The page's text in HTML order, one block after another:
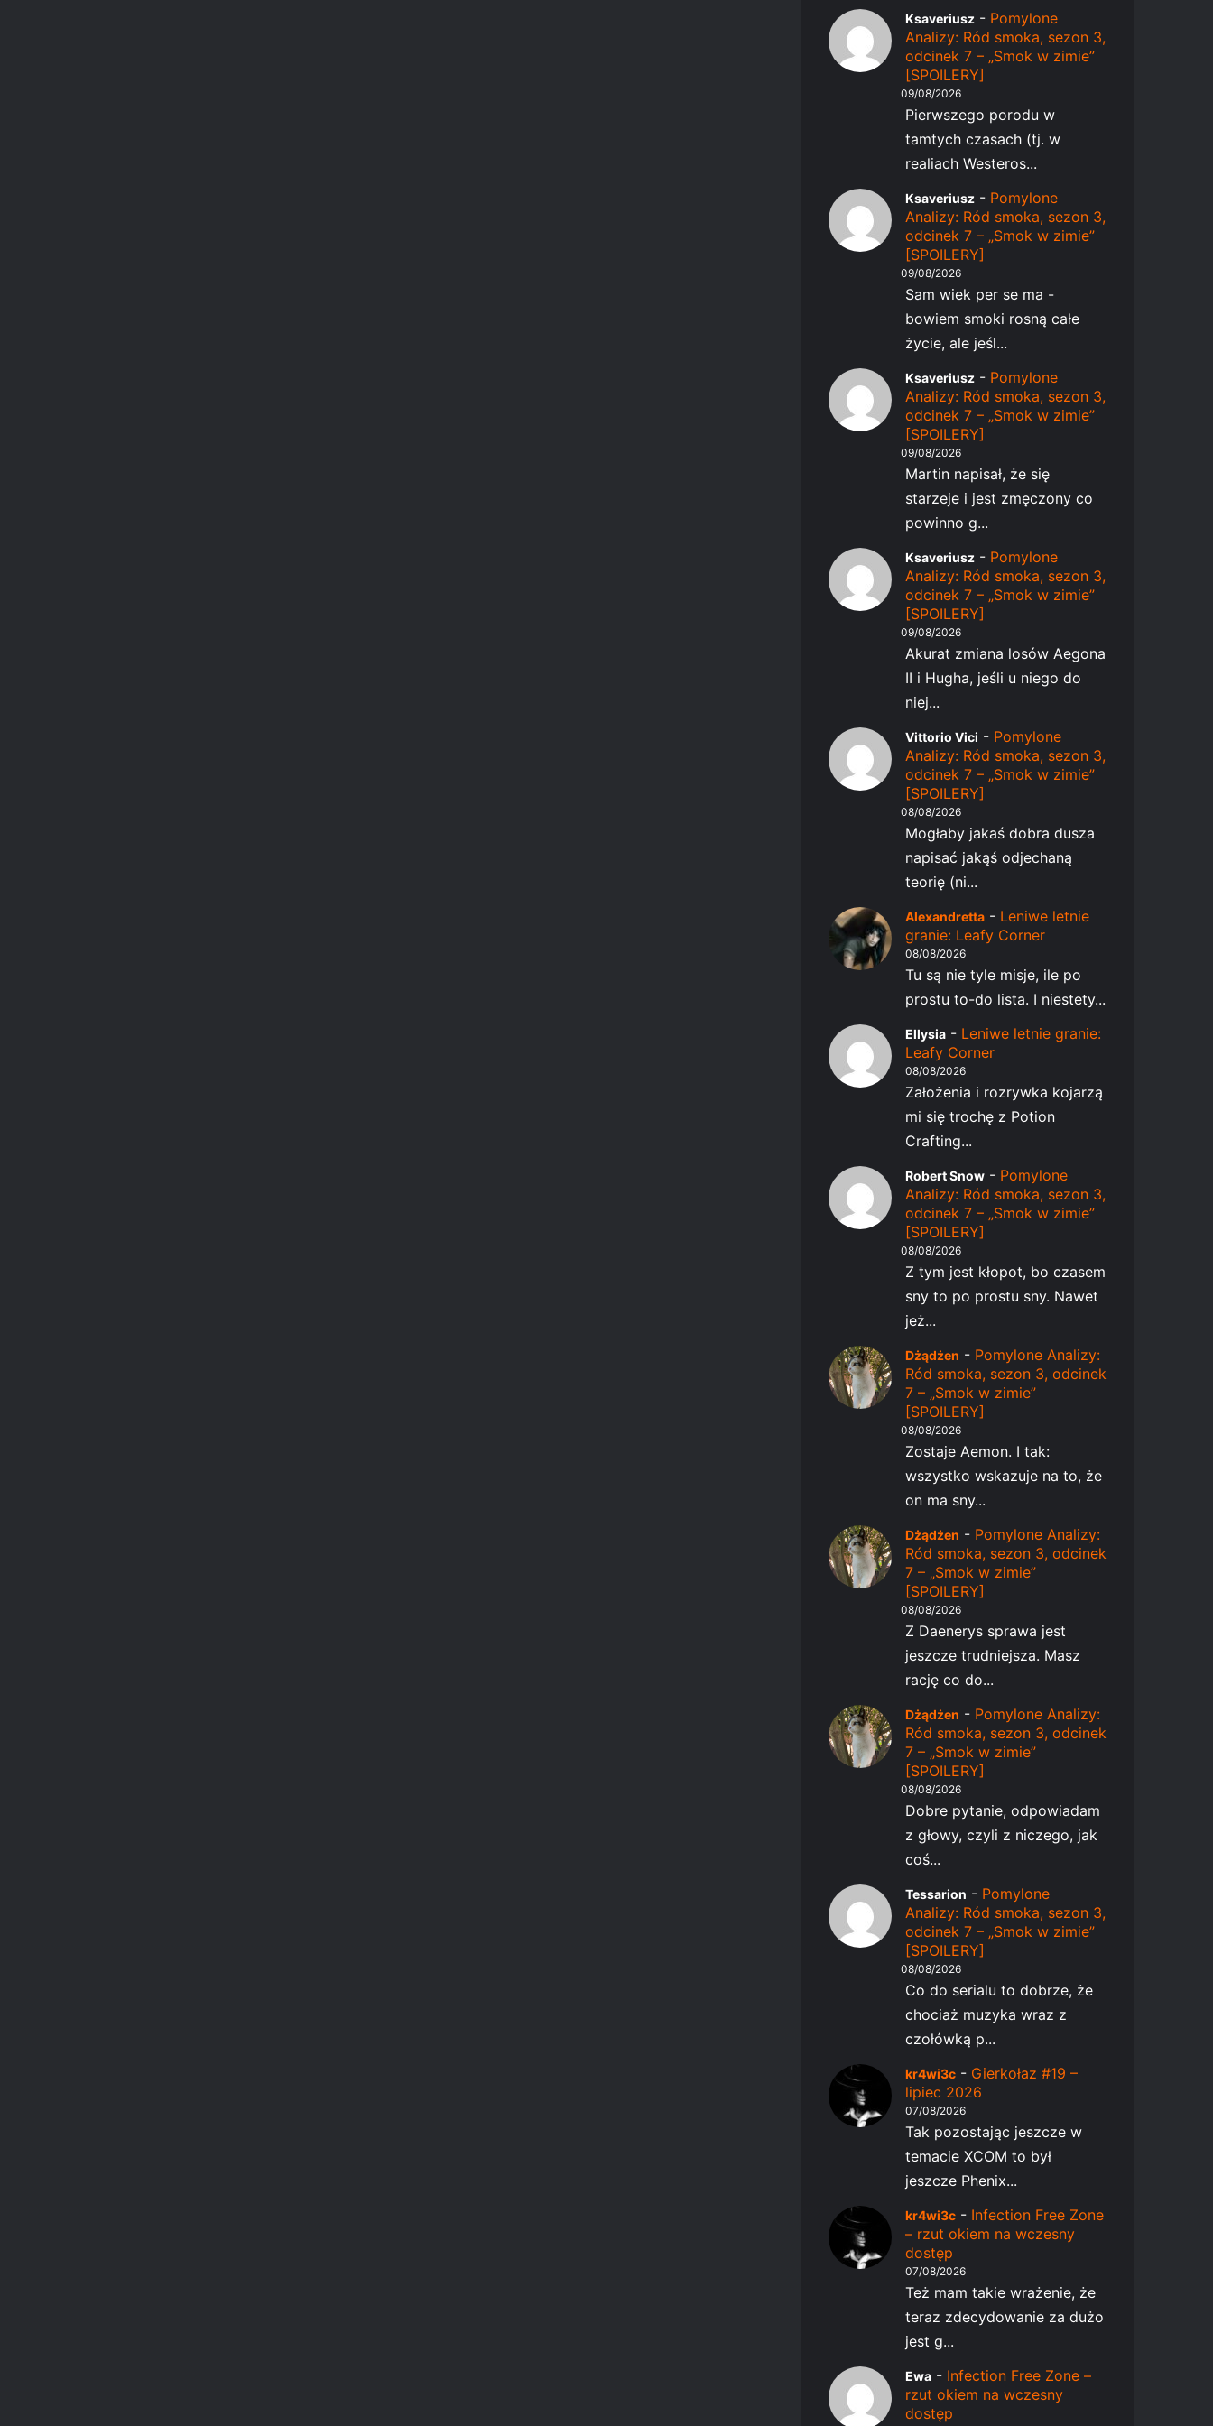
Ksaveriusz - Pomylone
Analizy: Ród smoka, sezon 3,
odcinek 7 – „Smok w zimie”
[SPOILERY]
09/08/2026
Pierwszego porodu w
tamtych czasach (tj. w
realiach Westeros...
Ksaveriusz - Pomylone
Analizy: Ród smoka, sezon 3,
odcinek 7 – „Smok w zimie”
[SPOILERY]
09/08/2026
Sam wiek per se ma -
bowiem smoki rosną całe
życie, ale jeśl...
Ksaveriusz - Pomylone
Analizy: Ród smoka, sezon 3,
odcinek 7 – „Smok w zimie”
[SPOILERY]
09/08/2026
Martin napisał, że się
starzeje i jest zmęczony co
powinno g...
Ksaveriusz - Pomylone
Analizy: Ród smoka, sezon 3,
odcinek 7 – „Smok w zimie”
[SPOILERY]
09/08/2026
Akurat zmiana losów Aegona
II i Hugha, jeśli u niego do
niej...
Vittorio Vici - Pomylone
Analizy: Ród smoka, sezon 3,
odcinek 7 – „Smok w zimie”
[SPOILERY]
08/08/2026
Mogłaby jakaś dobra dusza
napisać jakąś odjechaną
teorię (ni...
Alexandretta - Leniwe letnie
granie: Leafy Corner
08/08/2026
Tu są nie tyle misje, ile po
prostu to-do lista. I niestety...
Ellysia - Leniwe letnie granie:
Leafy Corner
08/08/2026
Założenia i rozrywka kojarzą
mi się trochę z Potion
Crafting...
Robert Snow - Pomylone
Analizy: Ród smoka, sezon 3,
odcinek 7 – „Smok w zimie”
[SPOILERY]
08/08/2026
Z tym jest kłopot, bo czasem
sny to po prostu sny. Nawet
jeż...
Dżądżen - Pomylone Analizy:
Ród smoka, sezon 3, odcinek
7 – „Smok w zimie”
[SPOILERY]
08/08/2026
Zostaje Aemon. I tak:
wszystko wskazuje na to, że
on ma sny...
Dżądżen - Pomylone Analizy:
Ród smoka, sezon 3, odcinek
7 – „Smok w zimie”
[SPOILERY]
08/08/2026
Z Daenerys sprawa jest
jeszcze trudniejsza. Masz
rację co do...
Dżądżen - Pomylone Analizy:
Ród smoka, sezon 3, odcinek
7 – „Smok w zimie”
[SPOILERY]
08/08/2026
Dobre pytanie, odpowiadam
z głowy, czyli z niczego, jak
coś...
Tessarion - Pomylone
Analizy: Ród smoka, sezon 3,
odcinek 7 – „Smok w zimie”
[SPOILERY]
08/08/2026
Co do serialu to dobrze, że
chociaż muzyka wraz z
czołówką p...
kr4wi3c - Gierkołaz #19 –
lipiec 2026
07/08/2026
Tak pozostając jeszcze w
temacie XCOM to był
jeszcze Phenix...
kr4wi3c - Infection Free Zone
– rzut okiem na wczesny
dostęp
07/08/2026
Też mam takie wrażenie, że
teraz zdecydowanie za dużo
jest g...
Ewa - Infection Free Zone –
rzut okiem na wczesny
dostęp